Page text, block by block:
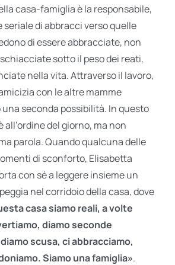
casa-famiglia è la responsabile,
di abbracci verso quelle
di essere abbracciate, non
sotto il peso dei reati,
nella vita. Attraverso il lavoro,
con le altre mamme
seconda possibilità. In questo
all’ordine del giorno, ma non
parola. Quando qualcuna delle
di sconforto, Elisabetta
con sé a leggere insieme un
nel corridoio della casa, dove
casa siamo reali, a volte
diamo seconde
scusa, ci abbracciamo,
Siamo una famiglia».